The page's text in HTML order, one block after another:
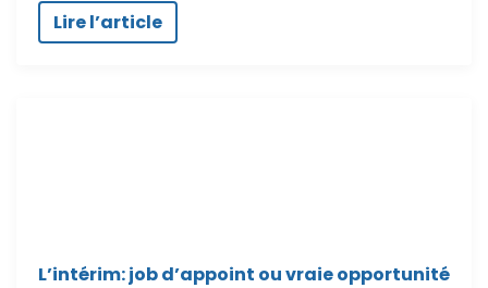
Lire l’article
L’intérim: job d’appoint ou vraie opportunité